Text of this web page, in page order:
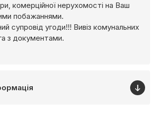
комерційної нерухомості на Ваш
побажаннями.
супровід угоди!!! Вивіз комунальних
з документами.